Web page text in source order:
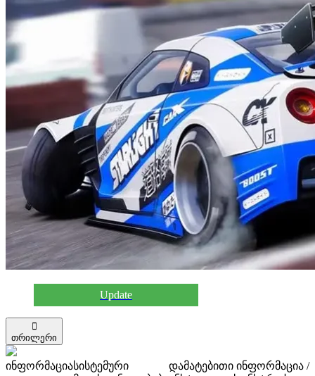
Update
თრილერი
ინფორმაციასისტემური
დამატებითი ინფორმაცია /